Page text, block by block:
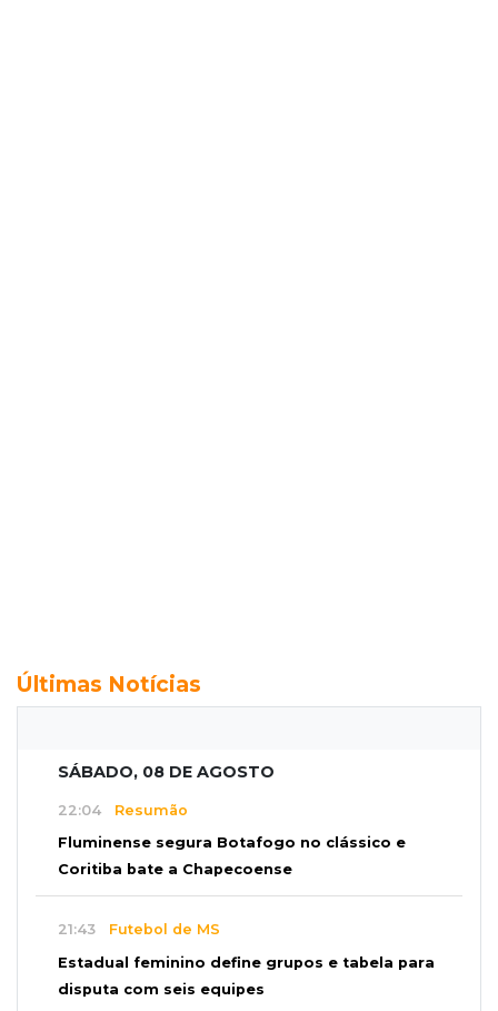
Últimas Notícias
SÁBADO, 08 DE AGOSTO
22:04 Resumão
Fluminense segura Botafogo no clássico e
Coritiba bate a Chapecoense
21:43 Futebol de MS
Estadual feminino define grupos e tabela para
disputa com seis equipes